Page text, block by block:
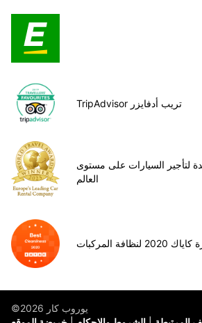
TripAdvisor تريب أدفايزر
لتأجير السيارات على مستوى
العالم
لنظافة المركبات
©يوروب كار 2026